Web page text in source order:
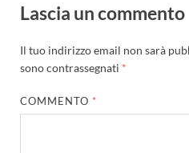
Lascia un commento
Il tuo indirizzo email non sarà
sono contrassegnati *
COMMENTO *